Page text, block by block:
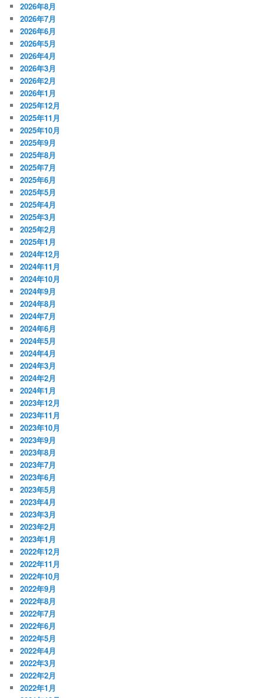
2026年8月
2026年7月
2026年6月
2026年5月
2026年4月
2026年3月
2026年2月
2026年1月
2025年12月
2025年11月
2025年10月
2025年9月
2025年8月
2025年7月
2025年6月
2025年5月
2025年4月
2025年3月
2025年2月
2025年1月
2024年12月
2024年11月
2024年10月
2024年9月
2024年8月
2024年7月
2024年6月
2024年5月
2024年4月
2024年3月
2024年2月
2024年1月
2023年12月
2023年11月
2023年10月
2023年9月
2023年8月
2023年7月
2023年6月
2023年5月
2023年4月
2023年3月
2023年2月
2023年1月
2022年12月
2022年11月
2022年10月
2022年9月
2022年8月
2022年7月
2022年6月
2022年5月
2022年4月
2022年3月
2022年2月
2022年1月